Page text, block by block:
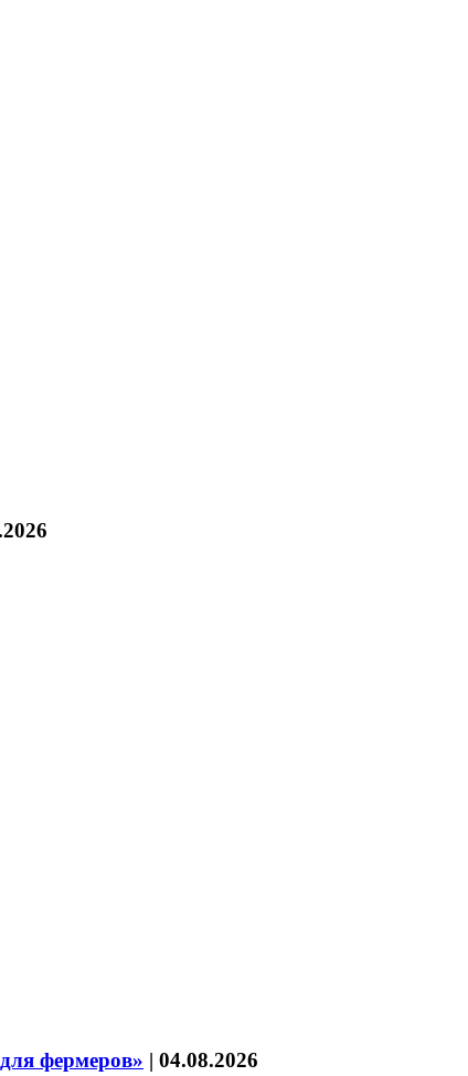
фермеров» | 04.08.2026